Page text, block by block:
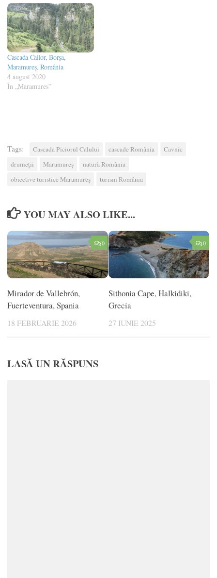
Cascada Cailor, Borșa,
Maramureș, România
4 august 2020
În „Maramures”
Tags: Cascada Piciorul Calului cascade România
Cavnic
drumeții
Maramureș
natură România
obiective turistice Maramureș
turism România
YOU MAY ALSO LIKE...
0
Mirador de Vallebrón,
Fuerteventura, Spania
18 FEBRUARIE 2026
0
Sithonia Cape, Halkidiki,
Grecia
27 IUNIE 2025
LASĂ UN RĂSPUNS